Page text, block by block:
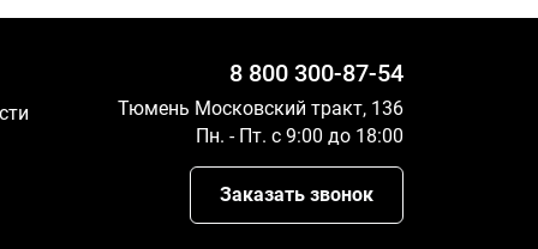
8 800 300-87-54
Тюмень Московский тракт, 136
Пн. - Пт. с 9:00 до 18:00
Заказать звонок